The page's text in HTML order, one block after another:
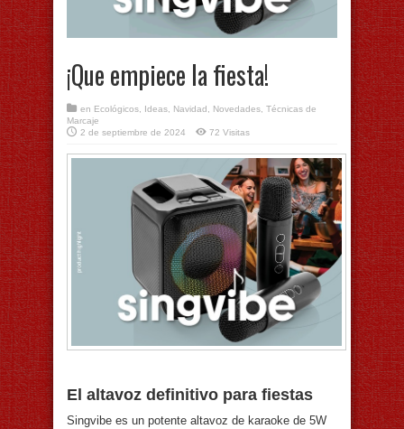
¡Que empiece la fiesta!
en Ecológicos Ideas Navidad Novedades Técnicas de
Marcaje
2 de septiembre de 2024
72 Visitas
El altavoz definitivo para fiestas
Singvibe es un potente altavoz de karaoke de 5W